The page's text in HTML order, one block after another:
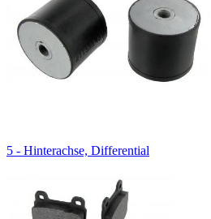
5 - Hinterachse, Differential